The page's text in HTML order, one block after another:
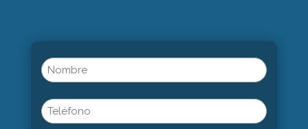
Name
(Obligatorio)
Phone